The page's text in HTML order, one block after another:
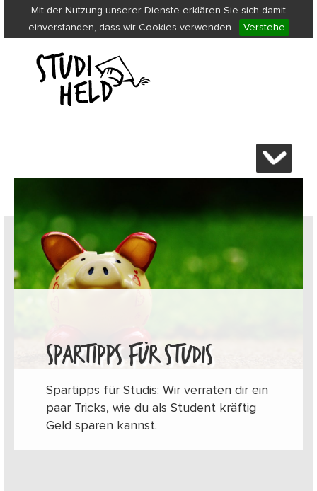
Mit der Nutzung unserer Dienste erklären Sie sich damit
einverstanden, dass wir Cookies verwenden.
Verstehe
SPARTIPPS FÜR STUDIS
Spartipps für Studis: Wir verraten dir ein
paar Tricks, wie du als Student kräftig
Geld sparen kannst.